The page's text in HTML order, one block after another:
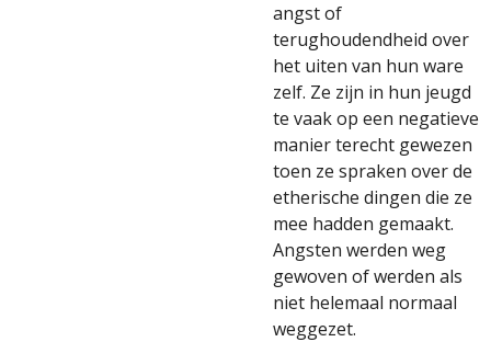
angst of
terughoudendheid over
het uiten van hun ware
zelf. Ze zijn in hun jeugd
te vaak op een negatieve
manier terecht gewezen
toen ze spraken over de
etherische dingen die ze
mee hadden gemaakt.
Angsten werden weg
gewoven of werden als
niet helemaal normaal
weggezet.